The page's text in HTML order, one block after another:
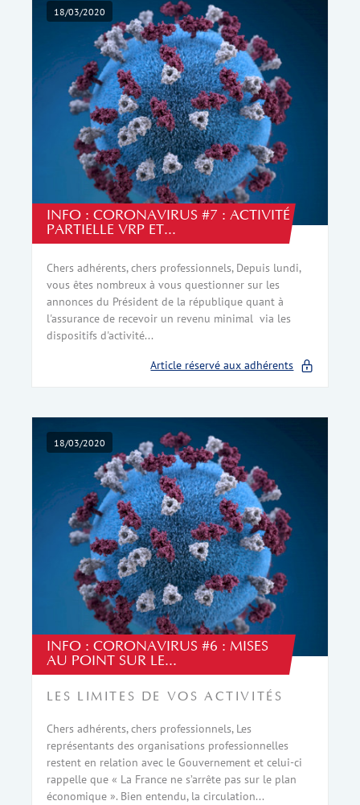
18/03/2020
INFO : CORONAVIRUS #7 : ACTIVITÉ
PARTIELLE VRP ET...
Chers adhérents, chers professionnels, Depuis lundi,
vous êtes nombreux à vous questionner sur les
annonces du Président de la république quant à
l'assurance de recevoir un revenu minimal via les
dispositifs d'activité...
Article réservé aux adhérents
18/03/2020
INFO : CORONAVIRUS #6 : MISES
AU POINT SUR LE...
LES LIMITES DE VOS ACTIVITÉS
Chers adhérents, chers professionnels, Les
représentants des organisations professionnelles
restent en relation avec le Gouvernement et celui-ci
rappelle que « La France ne s’arrête pas sur le plan
économique ». Bien entendu, la circulation...